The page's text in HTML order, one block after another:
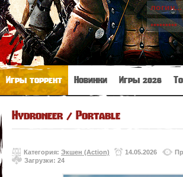
Игры торрент Новинки Игры 2026
Hydroneer / Portable
Категория: Экшен (Action) 14.05.2026
Загрузки: 24